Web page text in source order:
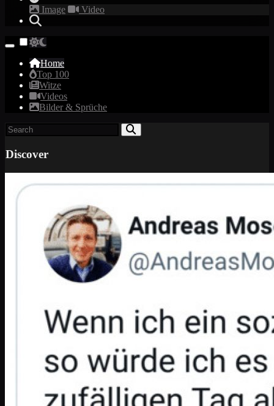
Image Video
Home
Top 100
Witze
Videos
Bilder & Sprüche
Discover